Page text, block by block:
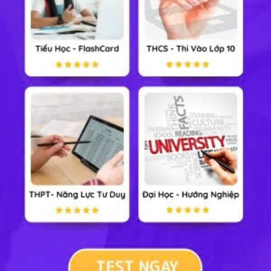
Lịch sử 12
Địa lý 12
GDCD 12
Công nghệ 12
Cộng đồng
Xem nhiều nhất tuần
Tiểu Học
Lớp 8
Lớp 10
Lớp 11
Đại Học